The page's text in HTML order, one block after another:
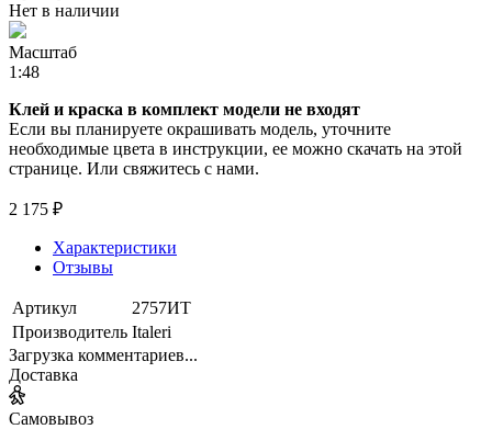
Нет в наличии
Масштаб
1:48
Клей и краска в комплект модели не входят
Если вы планируете окрашивать модель, уточните
необходимые цвета в инструкции, ее можно скачать на этой
странице. Или свяжитесь с нами.
2 175 ₽
Характеристики
Отзывы
Артикул
2757ИТ
Производитель Italeri
Загрузка комментариев...
Доставка
Самовывоз